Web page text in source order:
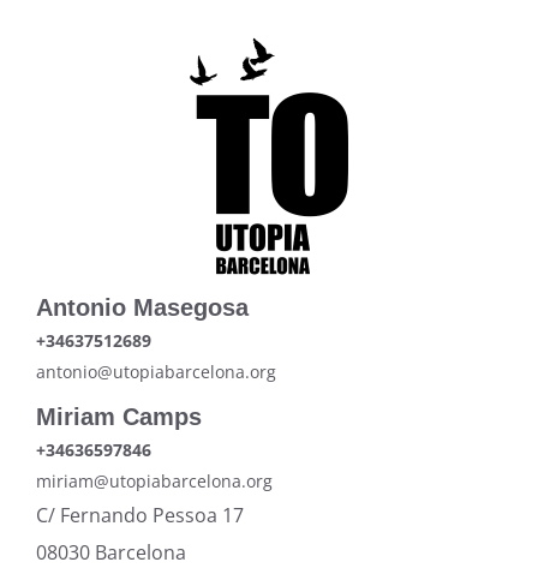
Antonio Masegosa
+34637512689
antonio@utopiabarcelona.org
Miriam Camps
+34636597846
miriam@utopiabarcelona.org
C/ Fernando Pessoa 17
08030 Barcelona